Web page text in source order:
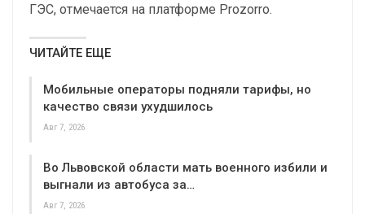
ГЭС, отмечается на платформе Prozorro.
ЧИТАЙТЕ ЕЩЕ
Мобильные операторы подняли тарифы, но
качество связи ухудшилось
Авг 7, 2026
Во Львовской области мать военного избили и
выгнали из автобуса за…
Авг 7, 2026